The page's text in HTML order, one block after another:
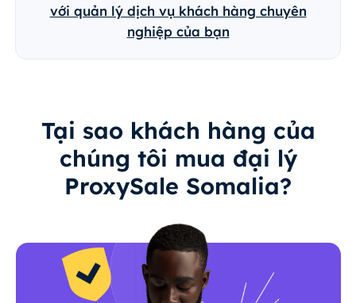
với quản lý dịch vụ khách hàng chuyên
nghiệp của bạn
Tại sao khách hàng của
chúng tôi mua đại lý
ProxySale Somalia?